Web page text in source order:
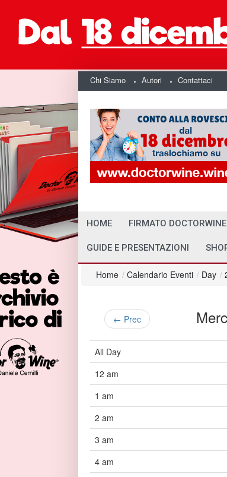
Chi Siamo Autori Contattaci
HOME FIRMATO DOCTORWINE
GUIDE E PRESENTAZIONI
Home / Calendario Eventi / Day /
← Prec
All Day
12 am
1 am
2 am
3 am
4 am